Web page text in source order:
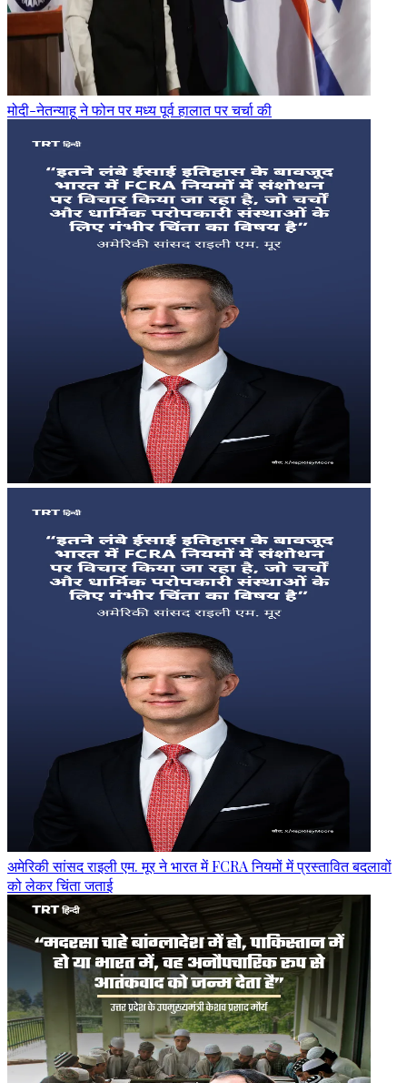
मोदी-नेतन्याहू ने फोन पर मध्य पूर्व हालात पर चर्चा की
अमेरिकी सांसद राइली एम. मूर ने भारत में FCRA नियमों में प्रस्तावित बदलावों
को लेकर चिंता जताई